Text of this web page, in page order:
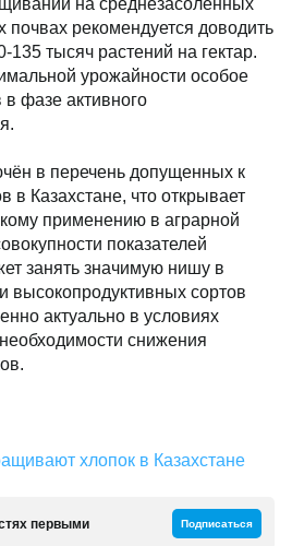
на среднезасоленных
рекомендуется доводить
135 тысяч растений на гектар.
урожайности особое
фазе активного
в перечень допущенных к
в Казахстане, что открывает
применению в аграрной
показателей
занять значимую нишу в
высокопродуктивных сортов
актуально в условиях
снижения
хлопок в Казахстане
первыми Подписаться